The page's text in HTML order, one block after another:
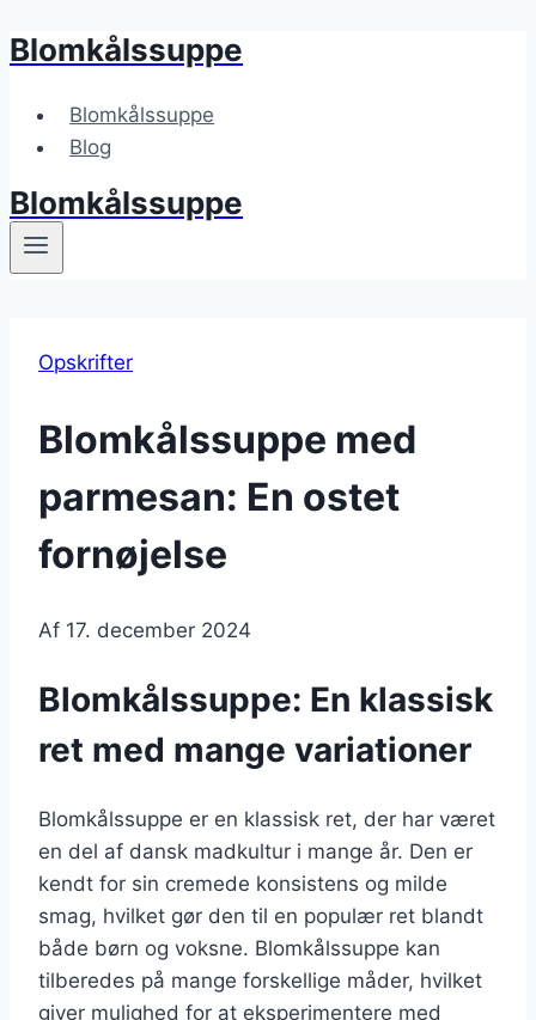
Fortsæt
indhold
Blomkålssuppe
Blomkålssuppe
Blog
Blomkålssuppe
Opskrifter
Blomkålssuppe med
parmesan: En ostet
fornøjelse
Af 17. december 2024
Blomkålssuppe: En klassisk
ret med mange variationer
Blomkålssuppe er en klassisk ret, der har været
en del af dansk madkultur i mange år. Den er
kendt for sin cremede konsistens og milde
smag, hvilket gør den til en populær ret blandt
både børn og voksne. Blomkålssuppe kan
tilberedes på mange forskellige måder, hvilket
giver mulighed for at eksperimentere med